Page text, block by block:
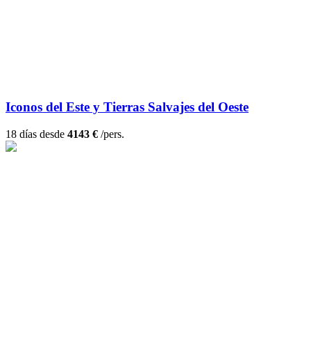
Iconos del Este y Tierras Salvajes del Oeste
18 días desde 4143 € /pers.